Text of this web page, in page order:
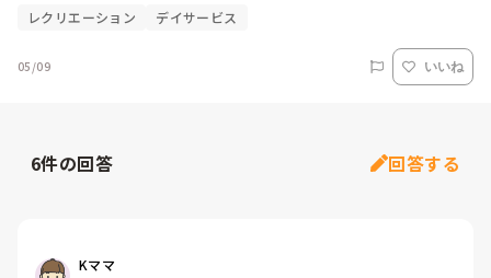
レクリエーション デイサービス
05/09 いいね
6件の回答 回答する
Kママ